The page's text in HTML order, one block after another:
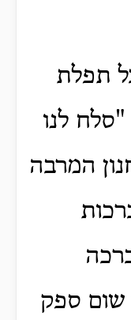
תפלת
לנו
המרבה
שום ספק